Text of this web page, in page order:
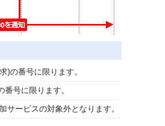
)の番号に限ります。
号に限ります。
サービスの対象外となります。